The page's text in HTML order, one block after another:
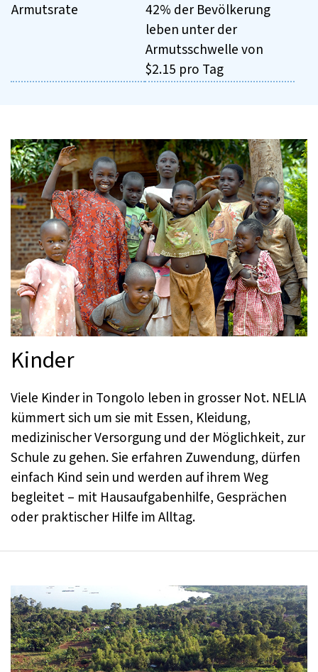
Armutsrate
42% der Bevölkerung
leben unter der
Armutsschwelle von
$2.15 pro Tag
Kinder
Viele Kinder in Tongolo leben in grosser Not. NELIA
kümmert sich um sie mit Essen, Kleidung,
medizinischer Versorgung und der Möglichkeit, zur
Schule zu gehen. Sie erfahren Zuwendung, dürfen
einfach Kind sein und werden auf ihrem Weg
begleitet – mit Hausaufgabenhilfe, Gesprächen
oder praktischer Hilfe im Alltag.